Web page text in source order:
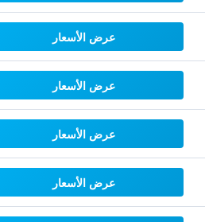
عرض الأسعار
عرض الأسعار
عرض الأسعار
عرض الأسعار